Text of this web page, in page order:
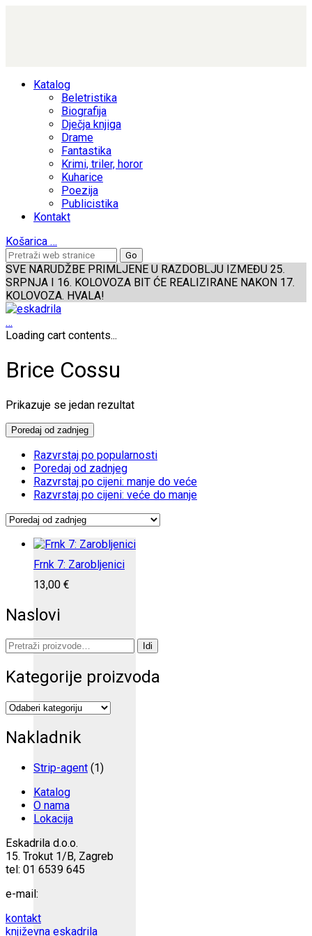
Katalog
Beletristika
Biografija
Dječja knjiga
Drame
Fantastika
Krimi, triler, horor
Kuharice
Poezija
Publicistika
Kontakt
Košarica …
SVE NARUDŽBE PRIMLJENE U RAZDOBLJU IZMEĐU 25.
SRPNJA I 16. KOLOVOZA BIT ĆE REALIZIRANE NAKON 17.
KOLOVOZA. HVALA!
…
Loading cart contents...
Brice Cossu
Prikazuje se jedan rezultat
Poredaj od zadnjeg
Razvrstaj po popularnosti
Poredaj od zadnjeg
Razvrstaj po cijeni: manje do veće
Razvrstaj po cijeni: veće do manje
Frnk 7: Zarobljenici
13,00 €
Naslovi
Pretraži: Idi
Kategorije proizvoda
Nakladnik
Strip-agent (1)
Katalog
O nama
Lokacija
Eskadrila d.o.o.
15. Trokut 1/B, Zagreb
tel: 01 6539 645
e-mail:
kontakt
književna eskadrila